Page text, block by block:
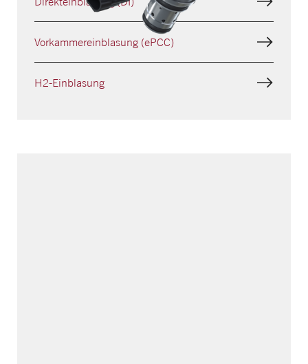
Vorkammer­einblasung (ePCC)
H2-Einblasung